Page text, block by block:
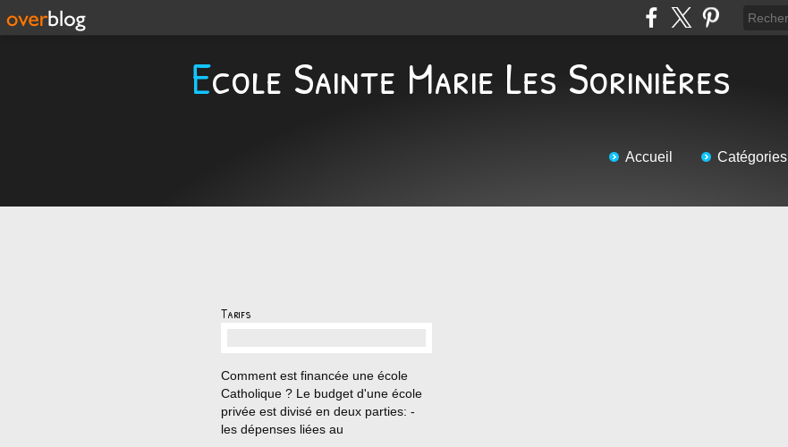
Ecole Sainte Marie Les Sorinières
Accueil Catégories
Tarifs
Comment est financée une école
Catholique ? Le budget d'une école
privée est divisé en deux parties: -
les dépenses liées au